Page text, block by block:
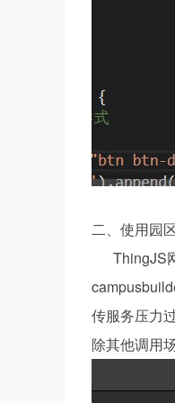
二、使用园
ThingJS
传服务压力
除其他调用